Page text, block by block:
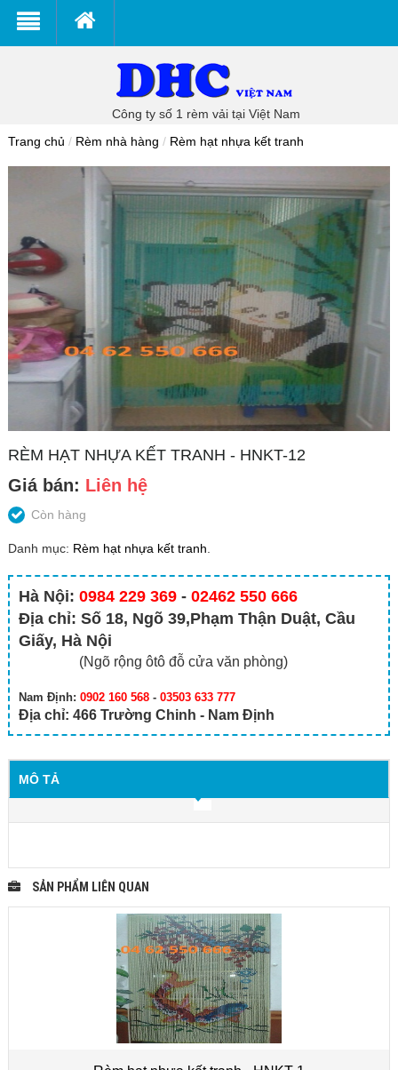
Công ty số 1 rèm vải tại Việt Nam
Trang chủ / Rèm nhà hàng / Rèm hạt nhựa kết tranh
RÈM HẠT NHỰA KẾT TRANH - HNKT-12
Giá bán: Liên hệ
Còn hàng
Danh mục: Rèm hạt nhựa kết tranh
Hà Nội: 0984 229 369 - 02462 550 666
Địa chỉ: Số 18, Ngõ 39,Phạm Thận Duật, Cầu
Giấy, Hà Nội
(Ngõ rộng ôtô đỗ cửa văn phòng)
Nam Định: 0902 160 568 - 03503 633 777
Địa chỉ: 466 Trường Chinh - Nam Định
MÔ TẢ
SẢN PHẨM LIÊN QUAN